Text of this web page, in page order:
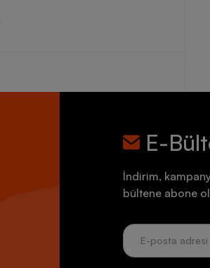
E-
İndirim,
bültene abone